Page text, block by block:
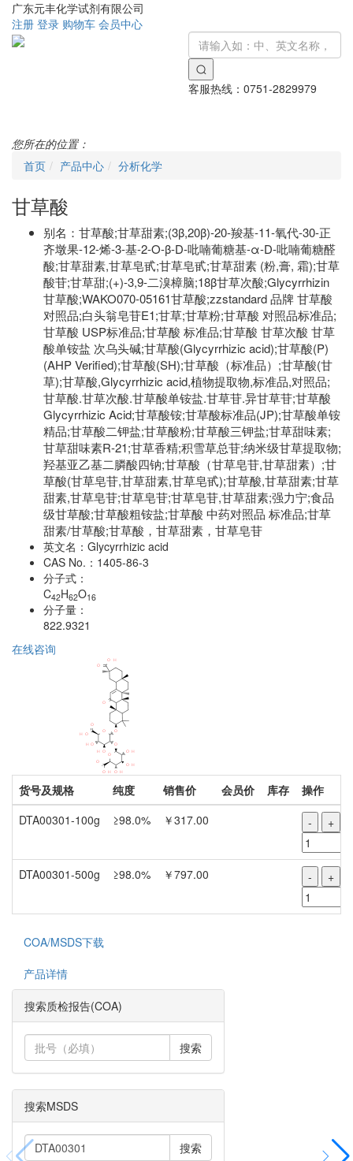
广东元丰化学试剂有限公司
注册 登录 购物车 会员中心
客服热线： 0751-2829979
您所在的位置：
首页
产品中心 分析化学
甘草酸
别名： 甘草酸;甘草甜素;(3β,20β)-20-羧基-11-氧代-30-正
齐墩果-12-烯-3-基-2-O-β-D-吡喃葡糖基-α-D-吡喃葡糖醛
酸;甘草甜素,甘草皂甙;甘草皂甙;甘草甜素 (粉,膏, 霜);甘草
酸苷;甘草甜;(+)-3,9-二溴樟脑;18β甘草次酸;Glycyrrhizin
甘草酸;WAKO070-05161甘草酸;zzstandard 品牌 甘草酸
对照品;白头翁皂苷E1;甘草;甘草粉;甘草酸 对照品标准品;
甘草酸 USP标准品;甘草酸 标准品;甘草酸 甘草次酸 甘草
酸单铵盐 次乌头碱;甘草酸(Glycyrrhizic acid);甘草酸(P)
(AHP Verified);甘草酸(SH);甘草酸（标准品）;甘草酸(甘
草);甘草酸,Glycyrrhizic acid,植物提取物,标准品,对照品;
甘草酸.甘草次酸.甘草酸单铵盐.甘草苷.异甘草苷;甘草酸
Glycyrrhizic Acid;甘草酸铵;甘草酸标准品(JP);甘草酸单铵
精品;甘草酸二钾盐;甘草酸粉;甘草酸三钾盐;甘草甜味素;
甘草甜味素R-21;甘草香精;积雪草总苷;纳米级甘草提取物;
羟基亚乙基二膦酸四钠;甘草酸（甘草皂苷,甘草甜素）;甘
草酸(甘草皂苷,甘草甜素,甘草皂甙);甘草酸,甘草甜素;甘草
甜素,甘草皂苷;甘草皂苷;甘草皂苷,甘草甜素;强力宁;食品
级甘草酸;甘草酸粗铵盐;甘草酸 中药对照品 标准品;甘草
甜素/甘草酸;甘草酸，甘草甜素，甘草皂苷
英文名： Glycyrrhizic acid
CAS No.： 1405-86-3
分子式：
C42H62O16
分子量：
822.9321
在线咨询
货号及规格 纯度 销售价 会员价 库存
操作
DTA00301-100g
≥98.0% ￥317.00 - +
DTA00301-500g ≥98.0% ￥797.00 - +
COA/MSDS下载
产品详情
搜索质检报告(COA)
搜索
搜索MSDS
搜索